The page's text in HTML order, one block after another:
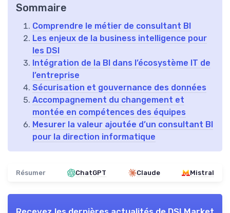
Sommaire
Comprendre le métier de consultant BI
Les enjeux de la business intelligence pour
les DSI
Intégration de la BI dans l’écosystème IT de
l’entreprise
Sécurisation et gouvernance des données
Accompagnement du changement et
montée en compétences des équipes
Mesurer la valeur ajoutée d’un consultant BI
pour la direction informatique
Résumer ChatGPT Claude Mistral